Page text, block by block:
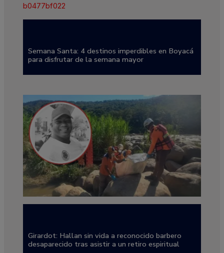
Semana Santa: 4 destinos imperdibles en Boyacá
para disfrutar de la semana mayor
Girardot: Hallan sin vida a reconocido barbero
desaparecido tras asistir a un retiro espiritual